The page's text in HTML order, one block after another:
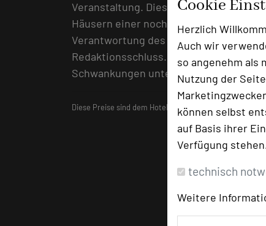
Cookie
Herzlich
Auch wir
so angenehm als
Nutzung der
können selbst
auf Basis ihrer
Verfügung
technisch
Weitere
Veranstaltung. Diese wurden vor
Häusern einer nochmaligen
Verantwortung des jeweiligen Hotels
Redaktionsschluss. Es wird
Schwankungen unterliegen können.
Diese Preise sind dem Hotelführer "Die besten